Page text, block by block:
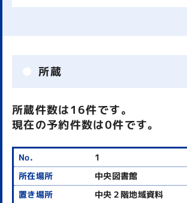
所蔵
所蔵件数は16件です。
現在の予約件数は0件です。
1
中央図書館
中央２階地域資料